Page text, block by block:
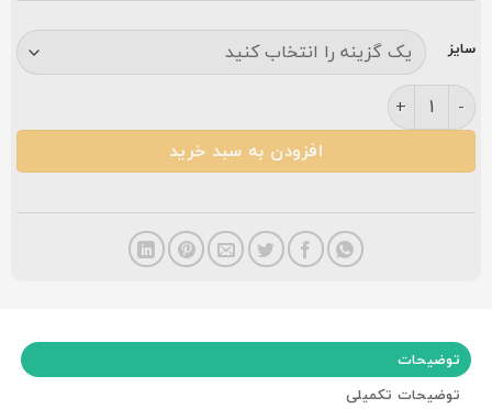
سایز
فرش کاشان افشان ۴۴۰ شانه آبی عدد
افزودن به سبد خرید
توضیحات
توضیحات تکمیلی